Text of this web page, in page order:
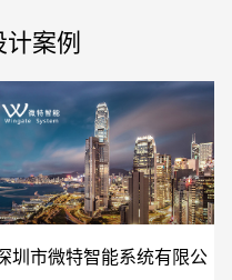
案例
圳市微特智能系统有限公